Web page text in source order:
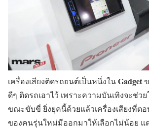
เครื่องเสียงติดรถยนต์เป็นหนึ่งในGadget
ดีๆ ติดรถเอาไว้ เพราะความบันเทิงจะช่ว
ขณะขับขี่ ยิ่งยุคนี้ด้วยแล้วเครื่องเสียงที่ต
ของคนรุ่นใหม่มีออกมาให้เลือกไม่น้อย แ